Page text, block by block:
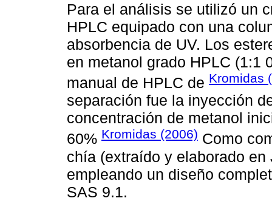
Para el análisis se utilizó un
HPLC equipado con una
absorbencia de UV. Los
en metanol grado HPLC (1:1
manual de HPLC de Kromidas
separación fue la inyección
concentración de metanol
60% Kromidas (2006) Como
chía (extraído y elaborado
empleando un diseño
SAS 9.1.